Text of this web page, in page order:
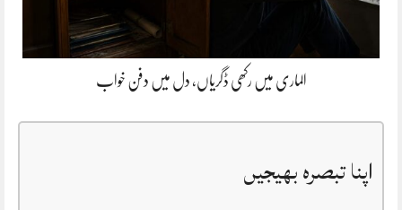
الماری میں رکھی ڈگریاں، دل میں دفن خواب
اپنا تبصرہ بھیجیں